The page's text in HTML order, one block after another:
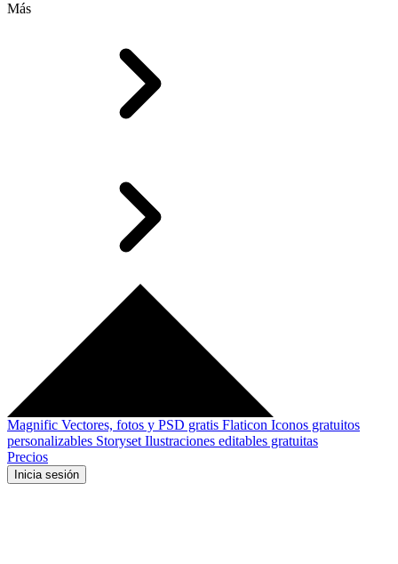
Más
Magnific Vectores, fotos y PSD gratis Flaticon Iconos gratuitos
personalizables Storyset Ilustraciones editables gratuitas
Precios
Inicia sesión